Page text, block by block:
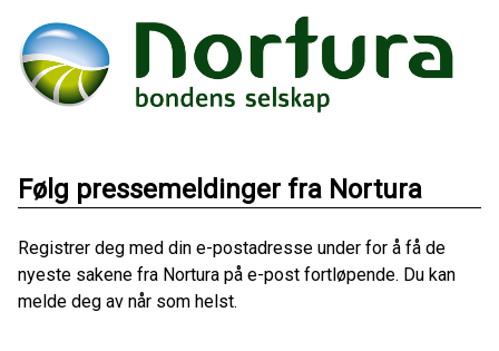
Følg pressemeldinger fra Nortura
Registrer deg med din e-postadresse under for å få de
nyeste sakene fra Nortura på e-post fortløpende. Du kan
melde deg av når som helst.